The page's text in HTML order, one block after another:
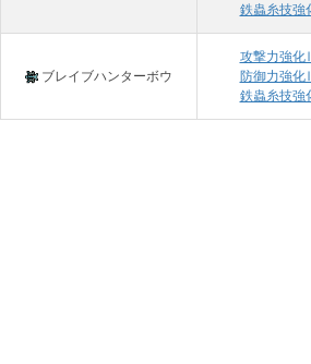
鉄蟲糸技強
ブレイブハンターボウ
攻撃力強化
防御力強
鉄蟲糸技強